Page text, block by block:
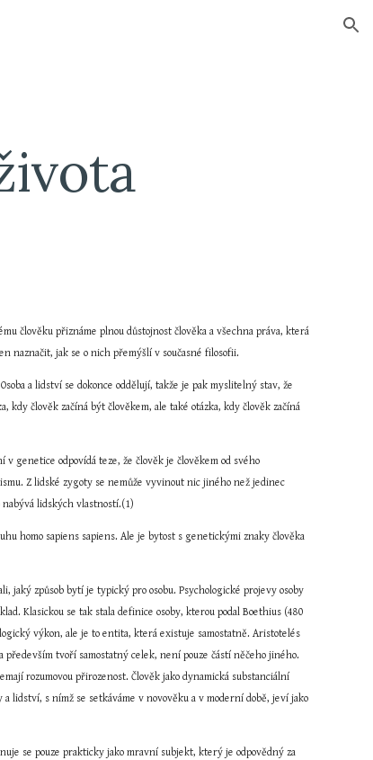
člověku přiznáme plnou důstojnost člověka a všechna práva, která
naznačit, jak se o nich přemýšlí v současné filosofii.
a lidství se dokonce oddělují, takže je pak myslitelný stav, že
kdy člověk začíná být člověkem, ale také otázka, kdy člověk začíná
v genetice odpovídá teze, že člověk je člověkem od svého
Z lidské zygoty se nemůže vyvinout nic jiného než jedinec
lidských vlastností.(1)
homo sapiens sapiens. Ale je bytost s genetickými znaky člověka
jaký způsob bytí je typický pro osobu. Psychologické projevy osoby
Klasickou se tak stala definice osoby, kterou podal Boethius (480
výkon, ale je to entita, která existuje samostatně. Aristotelés
tvoří samostatný celek, není pouze částí něčeho jiného.
rozumovou přirozenost. Člověk jako dynamická substanciální
a lidství, s nímž se setkáváme v novověku a v moderní době, jeví jako
se pouze prakticky jako mravní subjekt, který je odpovědný za